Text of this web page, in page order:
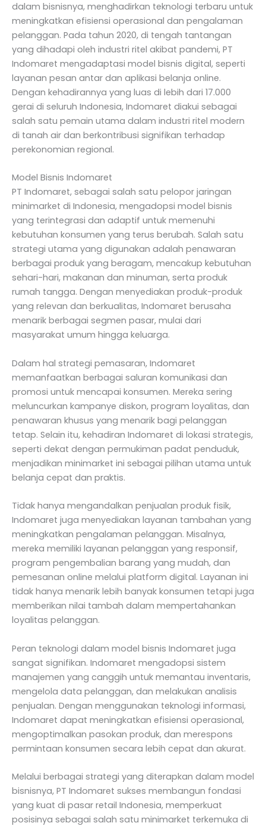
dalam bisnisnya, menghadirkan teknologi terbaru untuk
meningkatkan efisiensi operasional dan pengalaman
pelanggan. Pada tahun 2020, di tengah tantangan
yang dihadapi oleh industri ritel akibat pandemi, PT
Indomaret mengadaptasi model bisnis digital, seperti
layanan pesan antar dan aplikasi belanja online.
Dengan kehadirannya yang luas di lebih dari 17.000
gerai di seluruh Indonesia, Indomaret diakui sebagai
salah satu pemain utama dalam industri ritel modern
di tanah air dan berkontribusi signifikan terhadap
perekonomian regional.
Model Bisnis Indomaret
PT Indomaret, sebagai salah satu pelopor jaringan
minimarket di Indonesia, mengadopsi model bisnis
yang terintegrasi dan adaptif untuk memenuhi
kebutuhan konsumen yang terus berubah. Salah satu
strategi utama yang digunakan adalah penawaran
berbagai produk yang beragam, mencakup kebutuhan
sehari-hari, makanan dan minuman, serta produk
rumah tangga. Dengan menyediakan produk-produk
yang relevan dan berkualitas, Indomaret berusaha
menarik berbagai segmen pasar, mulai dari
masyarakat umum hingga keluarga.
Dalam hal strategi pemasaran, Indomaret
memanfaatkan berbagai saluran komunikasi dan
promosi untuk mencapai konsumen. Mereka sering
meluncurkan kampanye diskon, program loyalitas, dan
penawaran khusus yang menarik bagi pelanggan
tetap. Selain itu, kehadiran Indomaret di lokasi strategis,
seperti dekat dengan permukiman padat penduduk,
menjadikan minimarket ini sebagai pilihan utama untuk
belanja cepat dan praktis.
Tidak hanya mengandalkan penjualan produk fisik,
Indomaret juga menyediakan layanan tambahan yang
meningkatkan pengalaman pelanggan. Misalnya,
mereka memiliki layanan pelanggan yang responsif,
program pengembalian barang yang mudah, dan
pemesanan online melalui platform digital. Layanan ini
tidak hanya menarik lebih banyak konsumen tetapi juga
memberikan nilai tambah dalam mempertahankan
loyalitas pelanggan.
Peran teknologi dalam model bisnis Indomaret juga
sangat signifikan. Indomaret mengadopsi sistem
manajemen yang canggih untuk memantau inventaris,
mengelola data pelanggan, dan melakukan analisis
penjualan. Dengan menggunakan teknologi informasi,
Indomaret dapat meningkatkan efisiensi operasional,
mengoptimalkan pasokan produk, dan merespons
permintaan konsumen secara lebih cepat dan akurat.
Melalui berbagai strategi yang diterapkan dalam model
bisnisnya, PT Indomaret sukses membangun fondasi
yang kuat di pasar retail Indonesia, memperkuat
posisinya sebagai salah satu minimarket terkemuka di